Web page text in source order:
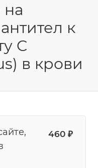
к
C
в крови
460 ₽